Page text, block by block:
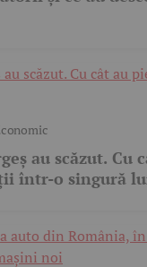
au scăzut. Cu
într-o singură